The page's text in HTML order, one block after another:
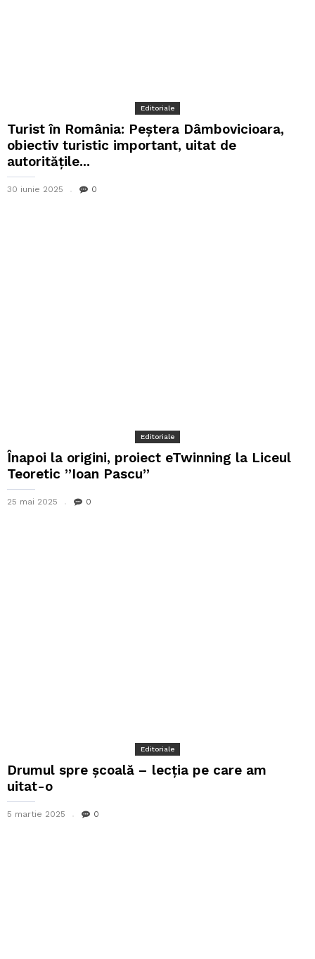
Editoriale
Turist în România: Peștera Dâmbovicioara,
obiectiv turistic important, uitat de
autoritățile...
30 iunie 2025 0
Editoriale
Înapoi la origini, proiect eTwinning la Liceul
Teoretic ”Ioan Pascu”
25 mai 2025 0
Editoriale
Drumul spre școală – lecția pe care am
uitat-o
5 martie 2025 0